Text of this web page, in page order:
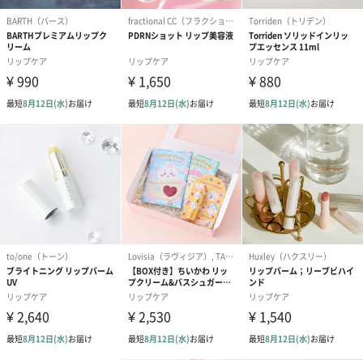
メッセージカード（通常・写真・グリーティング）
誕生日や結婚祝い・出産祝いなど、様々なシーンのメッセージカ
ードを同梱します。
メッセージカードや封筒のデザインは一部変更する場合がありま
写真付きメッセージカ
ード（680円）
写真付きメッセージカ
ード（Thank you）ピ
ンク（680円）
Birthday ホワ
刷なし）（